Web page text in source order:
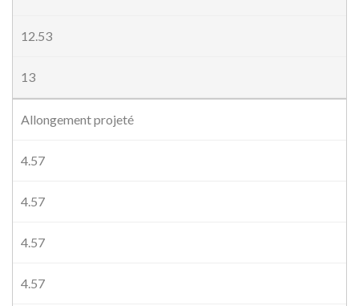
12.53
13
Allongement projeté
4.57
4.57
4.57
4.57